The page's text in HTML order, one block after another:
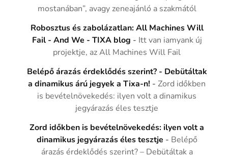
mostanában”, avagy zeneajánló a szakmától
Robosztus és zabolázatlan: All Machines Will
Fail - And We - TIXA blog - Itt van iamyank új
projektje, az All Machines Will Fail
Belépő árazás érdeklődés szerint? - Debütáltak
a dinamikus árú jegyek a Tixa-n! -Zord időkben
is bevételnövekedés: ilyen volt a dinamikus
jegyárazás éles tesztje
Zord időkben is bevételnövekedés: ilyen volt a
dinamikus jegyárazás éles tesztje - Belépő
árazás érdeklődés szerint? – Debütáltak a